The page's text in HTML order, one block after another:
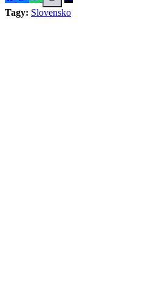
Tagy: Slovensko